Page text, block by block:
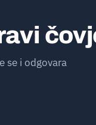
se i odgovara